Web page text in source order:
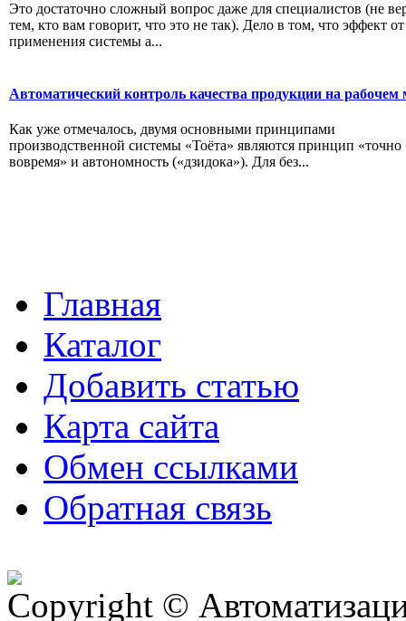
Это достаточно сложный вопрос даже для специалистов (не
тем, кто вам говорит, что это не так). Дело в том, что эффект от
применения системы а...
Автоматический контроль качества продукции на рабочем
Как уже отмечалось, двумя основными принципами
производственной системы «Тоёта» являются принцип «точно
вовремя» и автономность («дзидока»). Для без...
Главная
Каталог
Добавить статью
Карта сайта
Обмен ссылками
Обратная связь
Copyright ©